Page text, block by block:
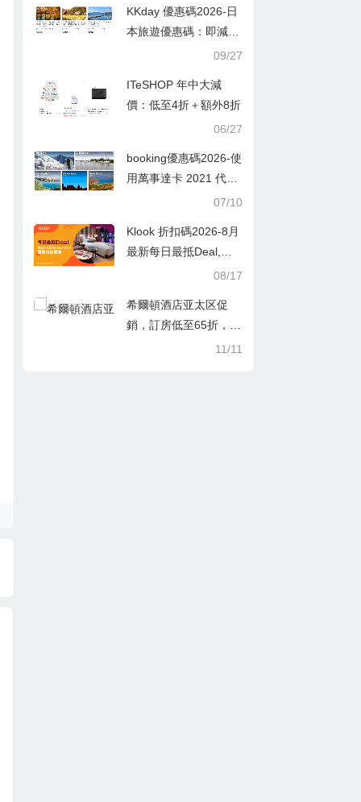
KKday 優惠碼2026-日
本旅遊優惠碼：即減高
09/27
ITeSHOP 年中大減
價：低至4折＋額外8折
06/27
booking優惠碼2026-使
用萬事達卡 2021 代碼
賺取高達 10% 的返利
07/10
Klook 折扣碼2026-8月
最新每日最抵Deal,酒
店Staycation優惠低至2
08/17
希爾頓酒店亚太区促
銷，訂房低至65折，覆
盖2018全年節假日11/11